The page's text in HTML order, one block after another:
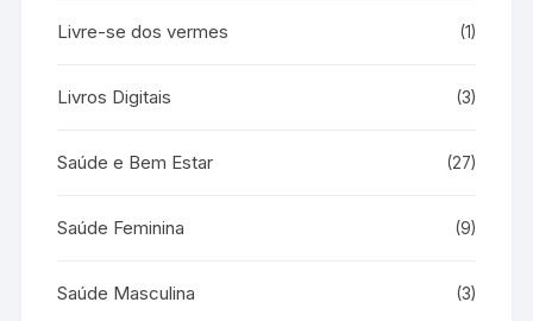
Livre-se dos vermes (1)
Livros Digitais (3)
Saúde e Bem Estar (27)
Saúde Feminina (9)
Saúde Masculina (3)